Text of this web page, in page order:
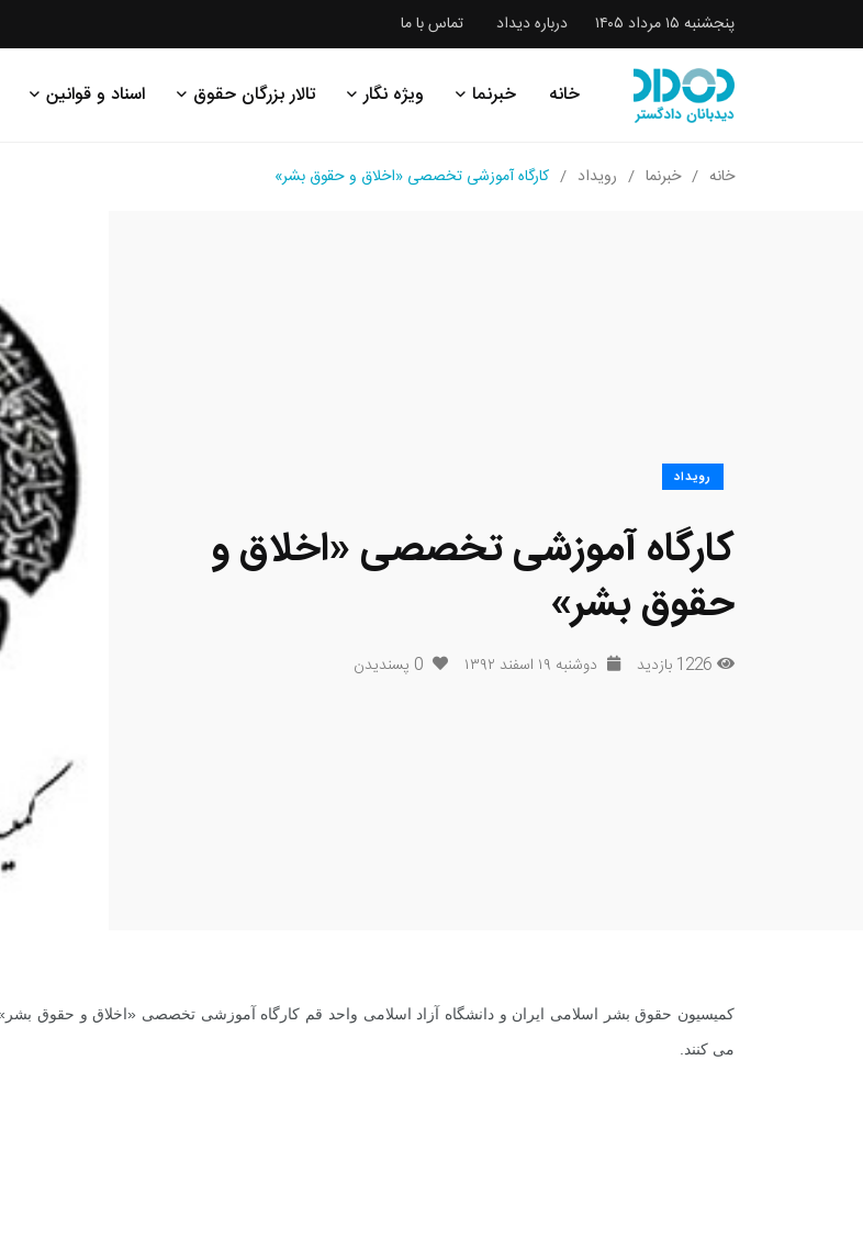
پنجشنبه ۱۵ مرداد ۱۴۰۵ درباره دیداد تماس با ما
خانه خبرنما ویژه نگار تالار بزرگان حقوق اسناد و قوانین
خانه خبرنما رویداد کارگاه آموزشی تخصصی «اخلاق و حقوق بشر»
رویداد
کارگاه آموزشی تخصصی «اخلاق و
حقوق بشر»
1226 بازدید دوشنبه ۱۹ اسفند ۱۳۹۲ 0 پسندیدن
کمیسیون حقوق بشر اسلامی ایران و دانشگاه آزاد اسلامی واحد قم کارگاه آموزشی تخصصی «اخلاق و حقوق بشر»
می کنند.